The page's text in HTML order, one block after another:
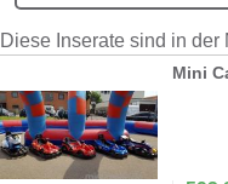
Diese Inserate sind in
Mini